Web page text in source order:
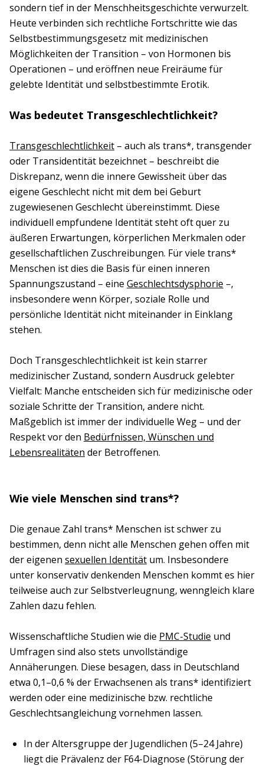
sondern tief in der Menschheitsgeschichte verwurzelt.
Heute verbinden sich rechtliche Fortschritte wie das
Selbstbestimmungsgesetz mit medizinischen
Möglichkeiten der Transition – von Hormonen bis
Operationen – und eröffnen neue Freiräume für
gelebte Identität und selbstbestimmte Erotik.
Was bedeutet Transgeschlechtlichkeit?
Transgeschlechtlichkeit – auch als trans*, transgender
oder Transidentität bezeichnet – beschreibt die
Diskrepanz, wenn die innere Gewissheit über das
eigene Geschlecht nicht mit dem bei Geburt
zugewiesenen Geschlecht übereinstimmt. Diese
individuell empfundene Identität steht oft quer zu
äußeren Erwartungen, körperlichen Merkmalen oder
gesellschaftlichen Zuschreibungen. Für viele trans*
Menschen ist dies die Basis für einen inneren
Spannungszustand – eine Geschlechtsdysphorie –,
insbesondere wenn Körper, soziale Rolle und
persönliche Identität nicht miteinander in Einklang
stehen.
Doch Transgeschlechtlichkeit ist kein starrer
medizinischer Zustand, sondern Ausdruck gelebter
Vielfalt: Manche entscheiden sich für medizinische oder
soziale Schritte der Transition, andere nicht.
Maßgeblich ist immer der individuelle Weg – und der
Respekt vor den Bedürfnissen, Wünschen und
Lebensrealitäten der Betroffenen.
Wie viele Menschen sind trans*?
Die genaue Zahl trans* Menschen ist schwer zu
bestimmen, denn nicht alle Menschen gehen offen mit
der eigenen sexuellen Identität um. Insbesondere
unter konservativ denkenden Menschen kommt es hier
teilweise auch zur Selbstverleugnung, wenngleich klare
Zahlen dazu fehlen.
Wissenschaftliche Studien wie die PMC-Studie und
Umfragen sind also stets unvollständige
Annäherungen. Diese besagen, dass in Deutschland
etwa 0,1–0,6 % der Erwachsenen als trans* identifiziert
werden oder eine medizinische bzw. rechtliche
Geschlechtsangleichung vornehmen lassen.
In der Altersgruppe der Jugendlichen (5–24 Jahre)
liegt die Prävalenz der F64-Diagnose (Störung der